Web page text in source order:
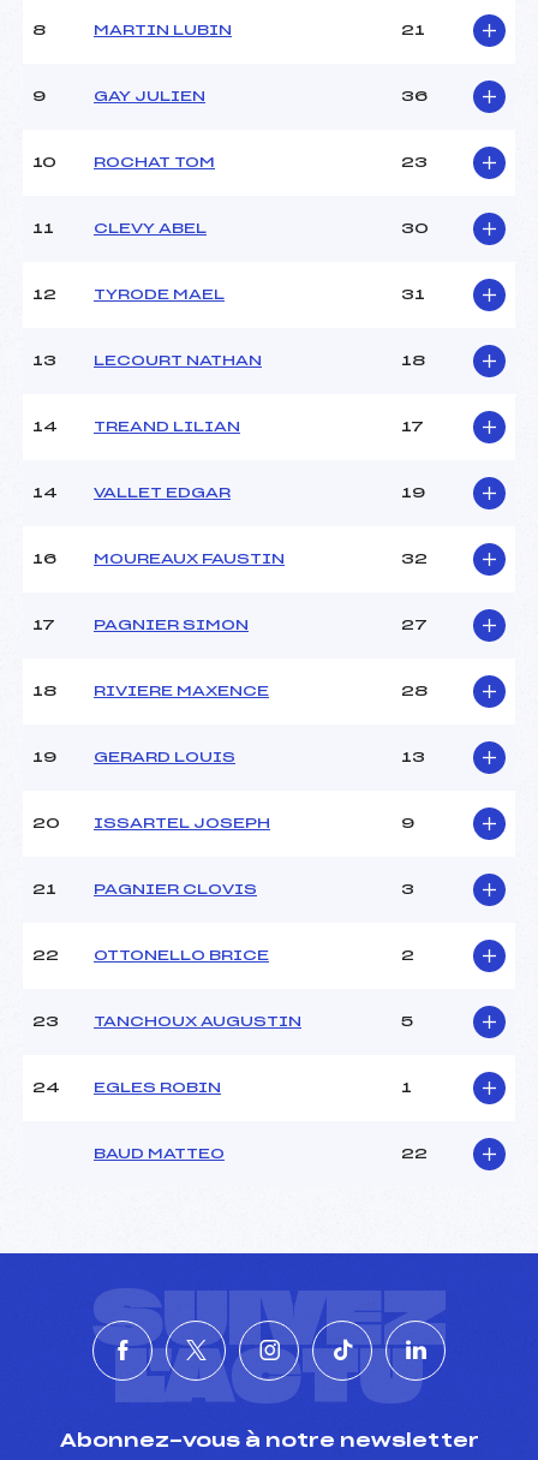
8 MARTIN LUBIN 21
9 GAY JULIEN 36
10 ROCHAT TOM 23
11 CLEVY ABEL 30
12 TYRODE MAEL 31
13 LECOURT NATHAN 18
14 TREAND LILIAN 17
14 VALLET EDGAR 19
16 MOUREAUX FAUSTIN 32
17 PAGNIER SIMON 27
18 RIVIERE MAXENCE 28
19 GERARD LOUIS 13
20 ISSARTEL JOSEPH 9
21 PAGNIER CLOVIS 3
22 OTTONELLO BRICE 2
23 TANCHOUX AUGUSTIN 5
24 EGLES ROBIN 1
BAUD MATTEO 22
SUIVEZ
L'ACTU
Abonnez-vous à notre newsletter